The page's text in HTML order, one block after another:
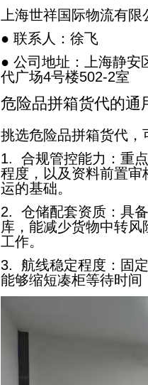
上海世祥国际物流有
● 联系人：徐飞
● 公司地址：上海静安
代广场4号楼502-2室
危险品拼箱货代的通
挑选危险品拼箱货代
1. 合规管控能力：重
程度，以及资料前置
运的基础。
2. 仓储配套资质：具
库，能减少货物中转
工作。
3. 航线稳定程度：固
能够缩短凑柜等待时